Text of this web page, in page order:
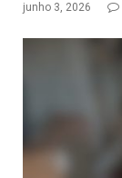
junho 3, 2026